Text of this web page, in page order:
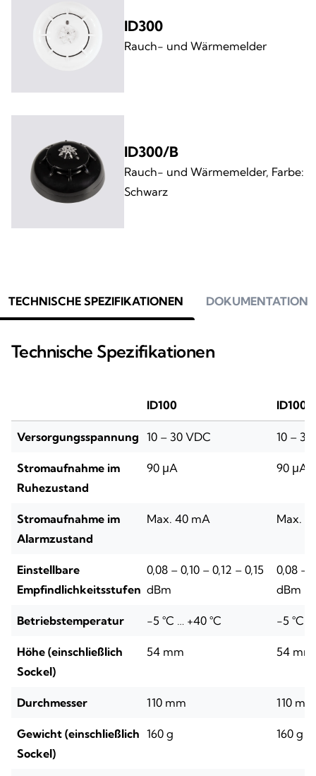
ID300
Rauch- und Wärmemelder
ID300/B
Rauch- und Wärmemelder, Farbe:
Schwarz
TECHNISCHE SPEZIFIKATIONEN DOKUMENTATION
Technische Spezifikationen
ID100 ID100/
Versorgungsspannung 10 – 30 VDC 10 –
Stromaufnahme im
Ruhezustand
90 μA 90 μA
Stromaufnahme im
Alarmzustand
Max. 40 mA Max.
Einstellbare
Empfindlichkeitsstufen
0,08 – 0,10 – 0,12 – 0,15
dBm
0,08 –
dBm
Betriebstemperatur -5 °C … +40 °C -5 °C …
Höhe (einschließlich
Sockel)
54 mm 54 mm
Durchmesser 110 mm 110 mm
Gewicht (einschließlich
Sockel)
160 g 160 g